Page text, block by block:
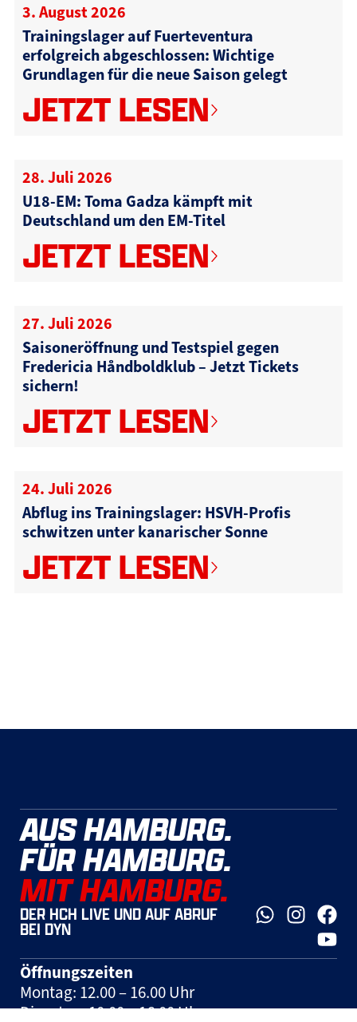
3. August 2026
Trainingslager auf Fuerteventura
erfolgreich abgeschlossen: Wichtige
Grundlagen für die neue Saison gelegt
JETZT LESEN
28. Juli 2026
U18-EM: Toma Gadza kämpft mit
Deutschland um den EM-Titel
JETZT LESEN
27. Juli 2026
Saisoneröffnung und Testspiel gegen
Fredericia Håndboldklub – Jetzt Tickets
sichern!
JETZT LESEN
24. Juli 2026
Abflug ins Trainingslager: HSVH-Profis
schwitzen unter kanarischer Sonne
JETZT LESEN
AUS HAMBURG.
FÜR HAMBURG.
MIT HAMBURG.
DER HCH LIVE UND AUF ABRUF
BEI DYN
Öffnungszeiten
Montag: 12.00 – 16.00 Uhr
Dienstag: 10.00 – 16.00 Uhr